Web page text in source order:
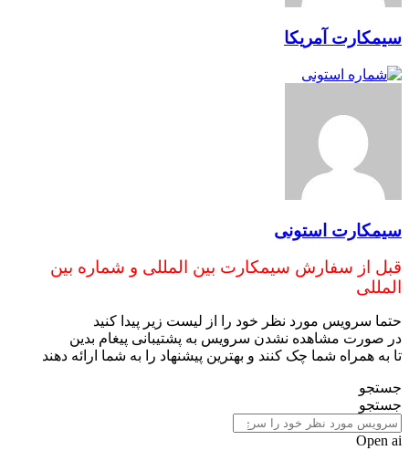
سیمکارت آمریکا
سیمکارت استونی
قبل از سفارش سیمکارت بین المللی و شماره بین
المللی
حتما سرویس مورد نظر خود را از لیست زیر پیدا کنید
در صورت مشاهده نشدن سرویس به پشتیبانی پیغام بدین
تا به همراه شما چک کنند و بهترین پیشنهاد را به شما ارائه دهند
جستجو
جستجو
Open ai